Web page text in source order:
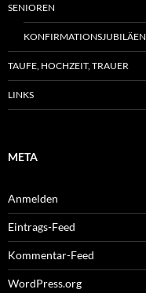
SENIOREN
KONFIRMATIONSJUBILÄEN
TAUFE, HOCHZEIT, TRAUER
LINKS
META
Anmelden
Eintrags-Feed
Kommentar-Feed
WordPress.org